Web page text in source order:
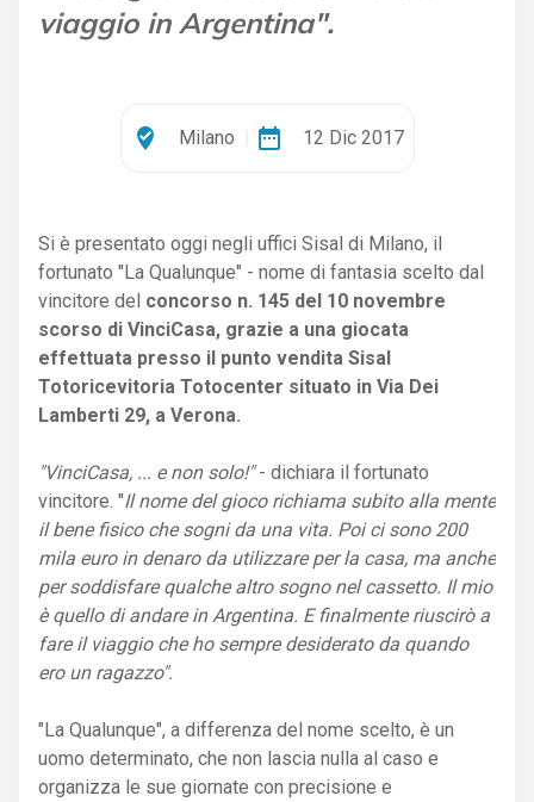
viaggio in Argentina".
where_to_vote Milano date_range 12 Dic 2017
Si è presentato oggi negli uffici Sisal di Milano, il
fortunato "La Qualunque" - nome di fantasia scelto dal
vincitore del concorso n. 145 del 10 novembre
scorso di VinciCasa, grazie a una giocata
effettuata presso il punto vendita Sisal
Totoricevitoria Totocenter situato in Via Dei
Lamberti 29, a Verona.
"VinciCasa, ... e non solo!"- dichiara il fortunato
vincitore. "Il nome del gioco richiama subito alla mente
il bene fisico che sogni da una vita. Poi ci sono 200
mila euro in denaro da utilizzare per la casa, ma anche
per soddisfare qualche altro sogno nel cassetto. Il mio
è quello di andare in Argentina. E finalmente riuscirò a
fare il viaggio che ho sempre desiderato da quando
ero un ragazzo".
"La Qualunque", a differenza del nome scelto, è un
uomo determinato, che non lascia nulla al caso e
organizza le sue giornate con precisione e